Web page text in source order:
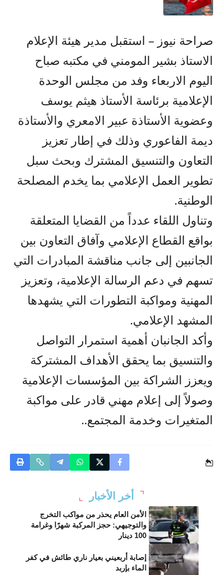
صراحة نيوز – استقبل مدير هيئة الإعلام
الاستاذ بشير المومني في مكتبه صباح
اليوم الاربعاء وفد من مجلس الوحدة
الإعلامية برئاسة الأستاذ هيثم يوسف
وعضوية الأستاذة عبير الامعري والأستاذة
ديمة الفاعوري وذلك في إطار تعزيز
التعاون والتنسيق المشترك وبحث سبل
تطوير العمل الإعلامي بما يخدم المصلحة
الوطنية.
وتناول اللقاء عدداً من القضايا المتعلقة
بواقع القطاع الإعلامي وآفاق التعاون بين
الجانبين إلى جانب مناقشة المبادرات التي
تسهم في دعم الرسالة الإعلامية، وتعزيز
المهنية ومواكبة التطورات التي يشهدها
المشهد الإعلامي.
وأكد الجانبان أهمية استمرار التواصل
والتنسيق بما يحقق الأهداف المشتركة
ويعزز الشراكة بين المؤسسات الإعلامية
وصولاً إلى إعلام مهني قادر على مواكبة
المتغيرات وخدمة المجتمع..
أخر الأخبار
الأمن العام يحذر من مواكب التخرج
والتوجيهي: حجز المركبة شهرًا وغرامة
100 دينار
إصابة أربعيني بعيار ناري طائش في كفر
الماء بإربد